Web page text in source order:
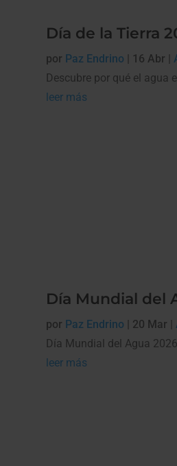
Día de la Tierra
por Paz Endrino 16 Abr |
Descubre por qué el agua
leer más
Día Mundial del
por Paz Endrino 20 Mar |
Día Mundial del Agua
leer más